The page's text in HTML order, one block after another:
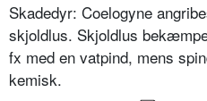
Skadedyr: Coelogyne
skjoldlus. Skjoldlus
fx med en vatpind, mens
kemisk.